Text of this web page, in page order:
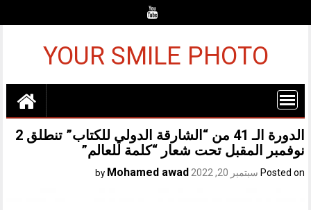
YOUR SMILE PHOTO
الدورة الـ 41 من “الشارقة الدولي للكتاب” تنطلق 2
نوفمبر المقبل تحت شعار “كلمة للعالم”
Posted on سبتمبر 20, 2022 Mohamed awad